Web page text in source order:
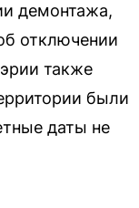
демонтажа,
отключении
также
были
даты не